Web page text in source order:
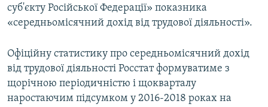
суб'єкту Російської Федерації» показника
«середньомісячний дохід від трудової діяльності».
Офіційну статистику про середньомісячний дохід
від трудової діяльності Росстат формуватиме з
щорічною періодичністю і щокварталу
наростаючим підсумком у 2016-2018 роках на